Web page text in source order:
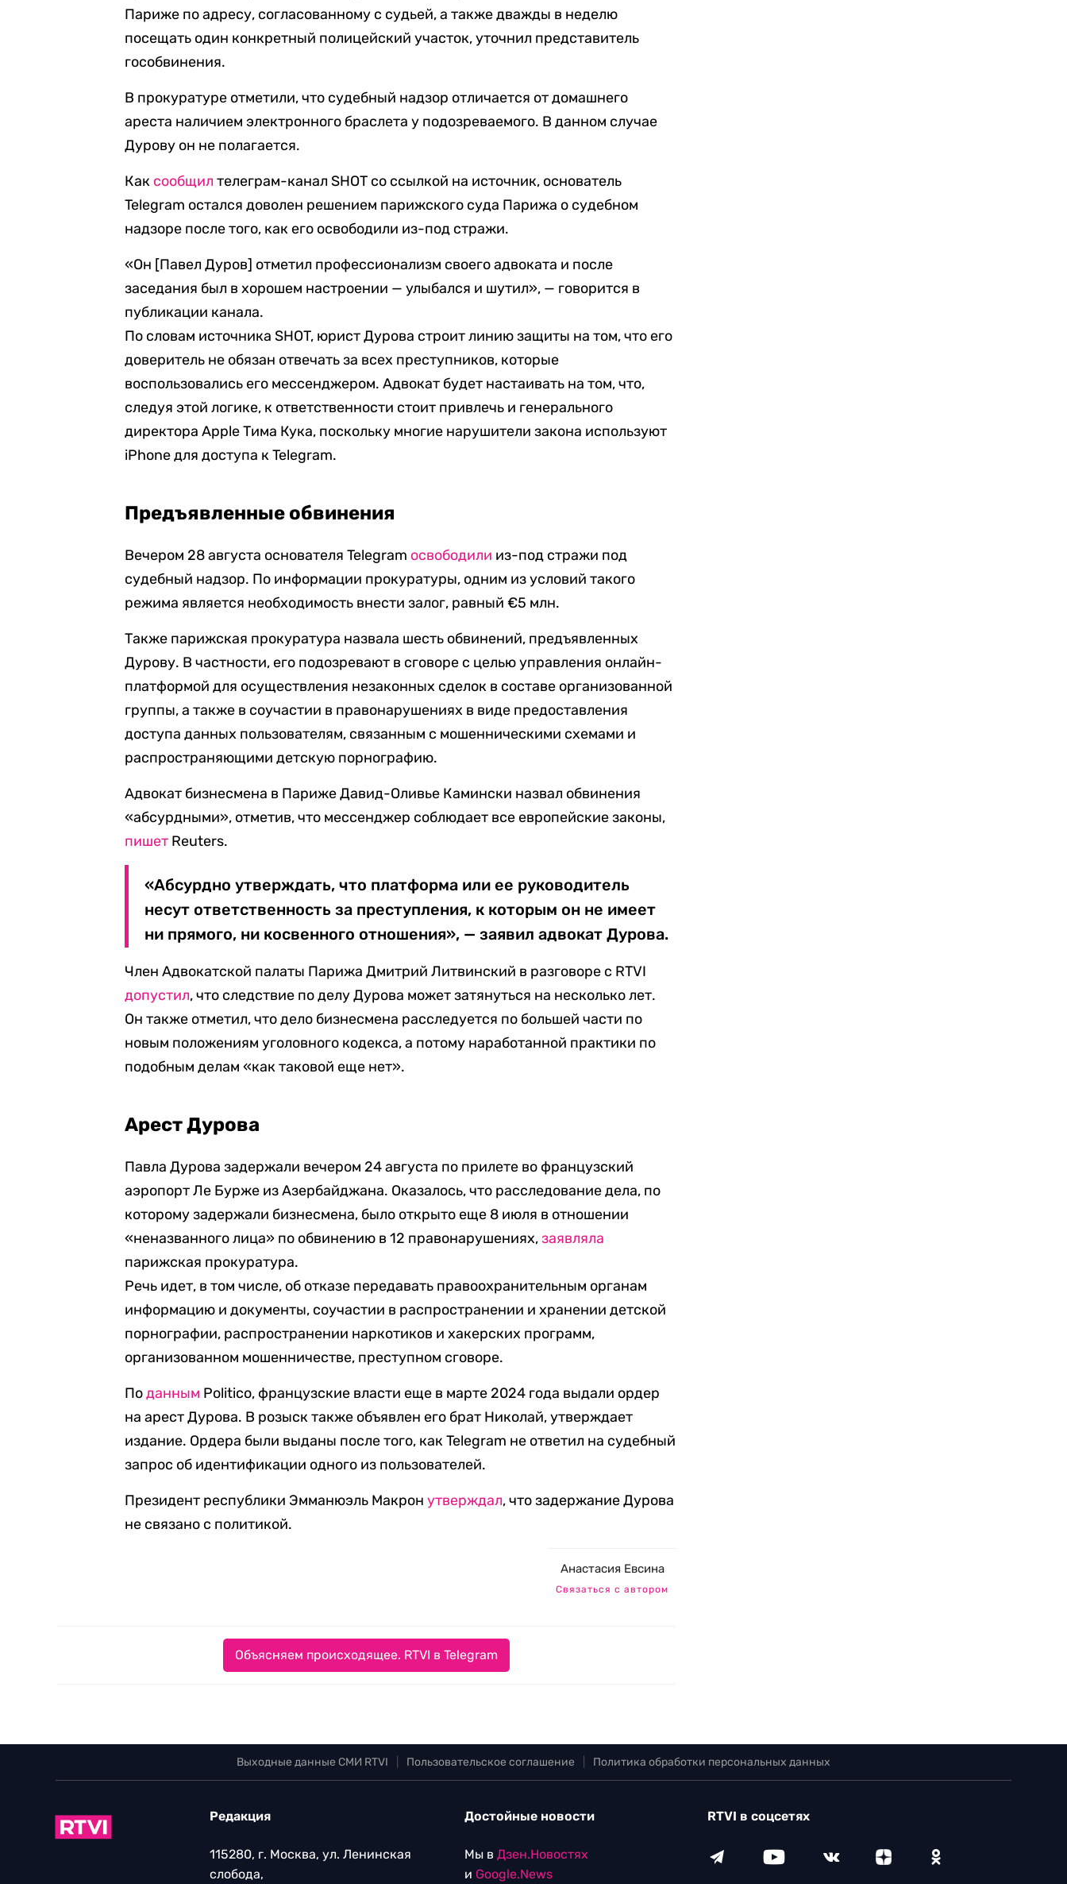
Париже по адресу, согласованному с судьей, а также дважды в неделю
посещать один конкретный полицейский участок, уточнил представитель
гособвинения.
В прокуратуре отметили, что судебный надзор отличается от домашнего
ареста наличием электронного браслета у подозреваемого. В данном случае
Дурову он не полагается.
Как сообщил телеграм-канал SHOT со ссылкой на источник, основатель
Telegram остался доволен решением парижского суда Парижа о судебном
надзоре после того, как его освободили из-под стражи.
«Он [Павел Дуров] отметил профессионализм своего адвоката и после
заседания был в хорошем настроении — улыбался и шутил», — говорится в
публикации канала.
По словам источника SHOT, юрист Дурова строит линию защиты на том, что его
доверитель не обязан отвечать за всех преступников, которые
воспользовались его мессенджером. Адвокат будет настаивать на том, что,
следуя этой логике, к ответственности стоит привлечь и генерального
директора Apple Тима Кука, поскольку многие нарушители закона используют
iPhone для доступа к Telegram.
Предъявленные обвинения
Вечером 28 августа основателя Telegram освободили из-под стражи под
судебный надзор. По информации прокуратуры, одним из условий такого
режима является необходимость внести залог, равный €5 млн.
Также парижская прокуратура назвала шесть обвинений, предъявленных
Дурову. В частности, его подозревают в сговоре с целью управления онлайн-
платформой для осуществления незаконных сделок в составе организованной
группы, а также в соучастии в правонарушениях в виде предоставления
доступа данных пользователям, связанным с мошенническими схемами и
распространяющими детскую порнографию.
Адвокат бизнесмена в Париже Давид-Оливье Камински назвал обвинения
«абсурдными», отметив, что мессенджер соблюдает все европейские законы,
пишет Reuters.
«Абсурдно утверждать, что платформа или ее руководитель
несут ответственность за преступления, к которым он не имеет
ни прямого, ни косвенного отношения», — заявил адвокат Дурова.
Член Адвокатской палаты Парижа Дмитрий Литвинский в разговоре с RTVI
допустил, что следствие по делу Дурова может затянуться на несколько лет.
Он также отметил, что дело бизнесмена расследуется по большей части по
новым положениям уголовного кодекса, а потому наработанной практики по
подобным делам «как таковой еще нет».
Арест Дурова
Павла Дурова задержали вечером 24 августа по прилете во французский
аэропорт Ле Бурже из Азербайджана. Оказалось, что расследование дела, по
которому задержали бизнесмена, было открыто еще 8 июля в отношении
«неназванного лица» по обвинению в 12 правонарушениях,заявляла
парижская прокуратура.
Речь идет, в том числе, об отказе передавать правоохранительным органам
информацию и документы, соучастии в распространении и хранении детской
порнографии, распространении наркотиков и хакерских программ,
организованном мошенничестве, преступном сговоре.
Поданным Politico, французские власти еще в марте 2024 года выдали ордер
на арест Дурова. В розыск также объявлен его брат Николай, утверждает
издание. Ордера были выданы после того, как Telegram не ответил на судебный
запрос об идентификации одного из пользователей.
Президент республики Эмманюэль Макронутверждал, что задержание Дурова
не связано с политикой.
Анастасия Евсина
Связаться с автором
Объясняем происходящее. RTVI в Telegram
Выходные данные СМИ RTVI Пользовательское соглашение Политика обработки персональных данных
Редакция
115280, г. Москва, ул. Ленинская
слобода,
Достойные новости
Мы в Дзен.Новостях
и Google.News
RTVI в соцсетях